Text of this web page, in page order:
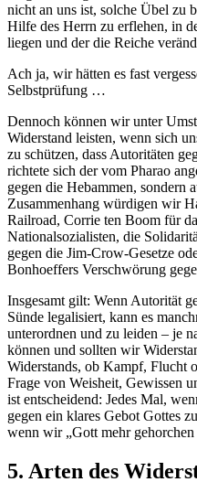
nicht an uns ist, solche Übel zu
Hilfe des Herrn zu erflehen, in
liegen und der die Reiche
Ach ja, wir hätten es fast
Selbstprüfung …
Dennoch können wir unter
Widerstand leisten, wenn sich
zu schützen, dass Autoritäten
richtete sich der vom Pharao
gegen die Hebammen, sondern
Zusammenhang würdigen wir
Railroad, Corrie ten Boom für
Nationalsozialisten, die
gegen die Jim-Crow-Gesetze
Bonhoeffers Verschwörung
Insgesamt gilt: Wenn Autorität
Sünde legalisiert, kann es
unterordnen und zu leiden – je
können und sollten wir
Widerstands, ob Kampf, Flucht
Frage von Weisheit, Gewissen
ist entscheidend: Jedes Mal,
gegen ein klares Gebot Gottes
wenn wir „Gott mehr gehorchen
5. Arten des